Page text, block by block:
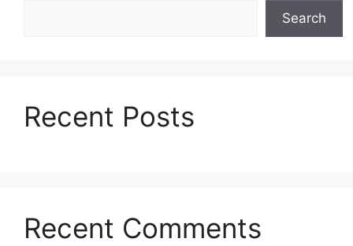
Search
Recent Posts
Recent Comments